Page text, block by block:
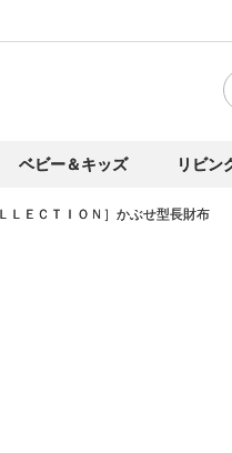
ベビー＆キッズ リビン
ＥＣＴＩＯＮ］かぶせ型長財布